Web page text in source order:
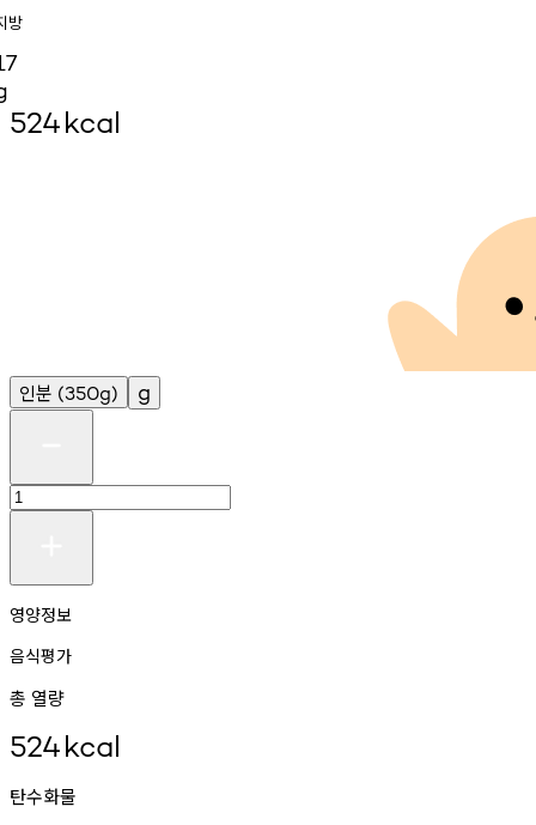
방
524kcal
인분 (350g) g
영양정보
음식평가
총 열량
524kcal
탄수화물